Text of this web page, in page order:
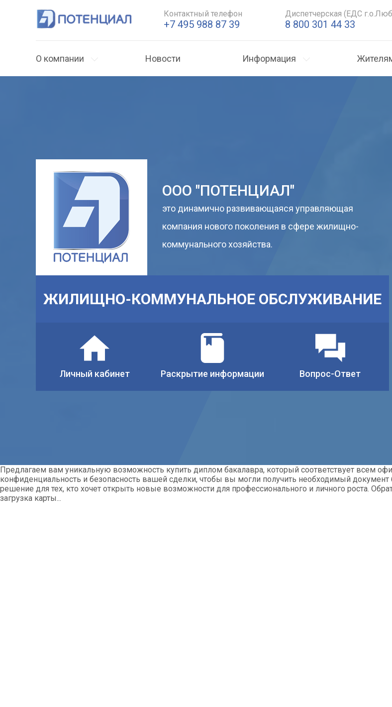
Контактный телефон
+7 495 988 87 39
Диспетчерская (ЕДС
8 800 301 44 33
О компании Новости Информация
ООО "ПОТЕНЦИАЛ"
это динамично развивающаяся управляющая
компания нового поколения в сфере жилищно-
коммунального хозяйства.
ЖИЛИЩНО-КОММУНАЛЬНОЕ ОБСЛУЖИВАНИЕ
Личный кабинет Раскрытие информации Вопрос-Ответ
Предлагаем вам уникальную возможность купить диплом бакалавра, который соответствует всем
конфиденциальность и безопасность вашей сделки, чтобы вы могли получить необходимый
решение для тех, кто хочет открыть новые возможности для профессионального и личного роста.
загрузка карты...